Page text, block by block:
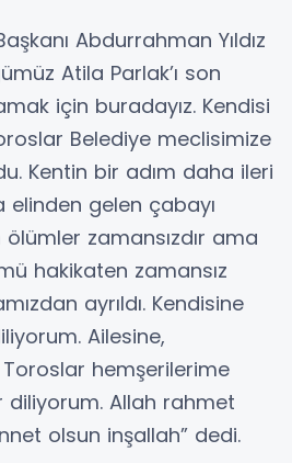
Abdurrahman Yıldız
Atila Parlak’ı son
için buradayız. Kendisi
Belediye meclisimize
Kentin bir adım daha ileri
gelen çabayı
zamansızdır ama
hakikaten zamansız
ayrıldı. Kendisine
Ailesine,
hemşerilerime
diliyorum. Allah rahmet
olsun inşallah” dedi.